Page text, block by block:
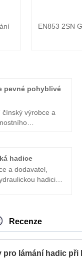
EN853 2SN
pevné pohyblivé
čínský výrobce a
se s námi nyní!
již mnoho
dobrou cenovou
hadice
a dodavatel,
hadici
a pokrývají
trhů.
vaším
v Číně.
Recenze
lámání hadic při